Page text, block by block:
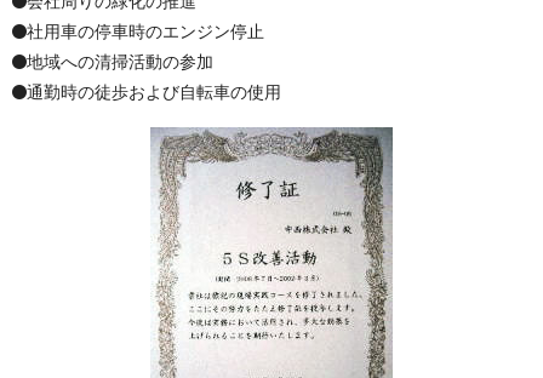
社用車の停車時のエンジン停止
地域への清掃活動の参加
通勤時の徒歩および自転車の使用